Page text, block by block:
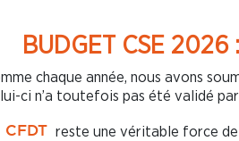
BUDGET CSE 2026 :
chaque année, nous avons
ci n’a toutefois pas été validé
CFDT
reste une véritable force